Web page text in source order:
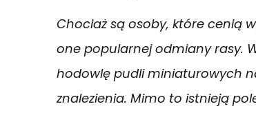
Chociaż są osoby, które cenią
one popularnej odmiany rasy.
hodowlę pudli miniaturowych
znalezienia. Mimo to istnieją